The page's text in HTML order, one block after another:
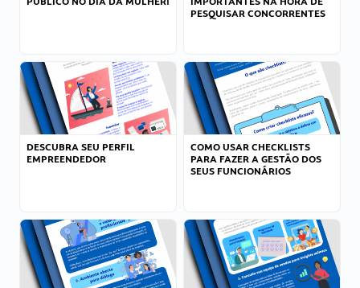
PESQUISAR CONCORRENTES
DESCUBRA SEU PERFIL
EMPREENDEDOR
COMO USAR CHECKLISTS
PARA FAZER A GESTÃO DOS
SEUS FUNCIONÁRIOS